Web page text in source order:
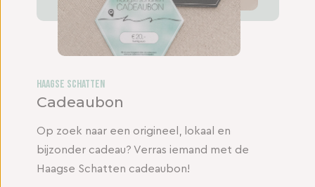
Haagse Schatten
Cadeaubon
Op zoek naar een origineel, lokaal en
bijzonder cadeau? Verras iemand met de
Haagse Schatten cadeaubon!